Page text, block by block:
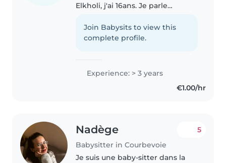
Elkholi, j'ai 16ans. Je parle
et arabe, je me débrouille pas
mal en espagnole. Je suis
Join Babysits to view this
complete profile.
Experience: > 3 years
€1.00/hr
Nadège
Babysitter in Courbevoie
5
Je suis une baby-sitter dans la